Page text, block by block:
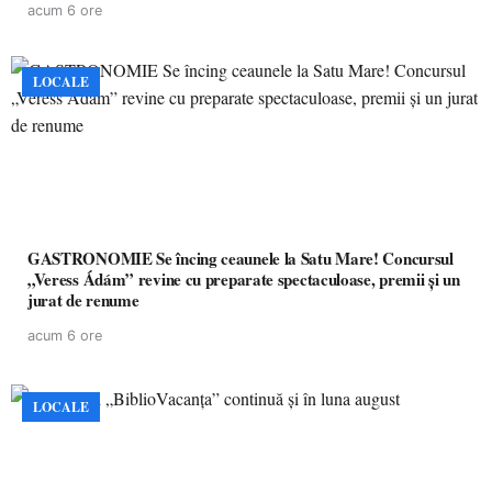
acum 6 ore
LOCALE
GASTRONOMIE Se încing ceaunele la Satu Mare! Concursul
„Veress Ádám” revine cu preparate spectaculoase, premii și un
jurat de renume
acum 6 ore
LOCALE